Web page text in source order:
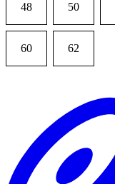
48 50
60 62